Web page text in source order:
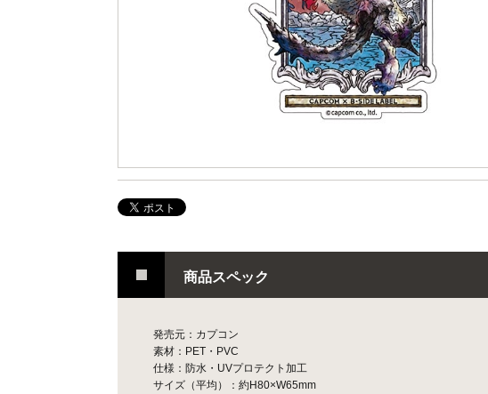
商品スペック
発売元：カプコン
素材：PET・PVC
仕様：防水・UVプロテクト加工
サイズ（平均）：約H80×W65mm